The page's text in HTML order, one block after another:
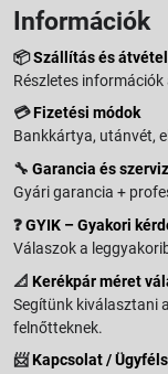
Információk
📦Szállítás és átvétel
Részletes
💳Fizetési módok
Bankkártya, utánvét,
🔧 Garancia és szerviz
Gyári garancia +
❓GYIK – Gyakori
Válaszok a
📐 Kerékpár méret
Segítünk kiválasztani
felnőtteknek.
📨Kapcsolat /